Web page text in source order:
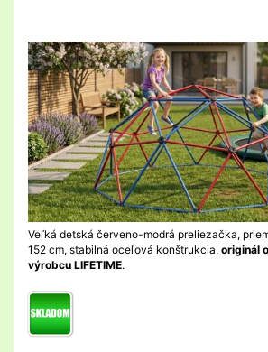
detail
Veľká detská červeno-modrá preliezačka,
152 cm, stabilná oceľová konštrukcia, originál
výrobcu LIFETIME.